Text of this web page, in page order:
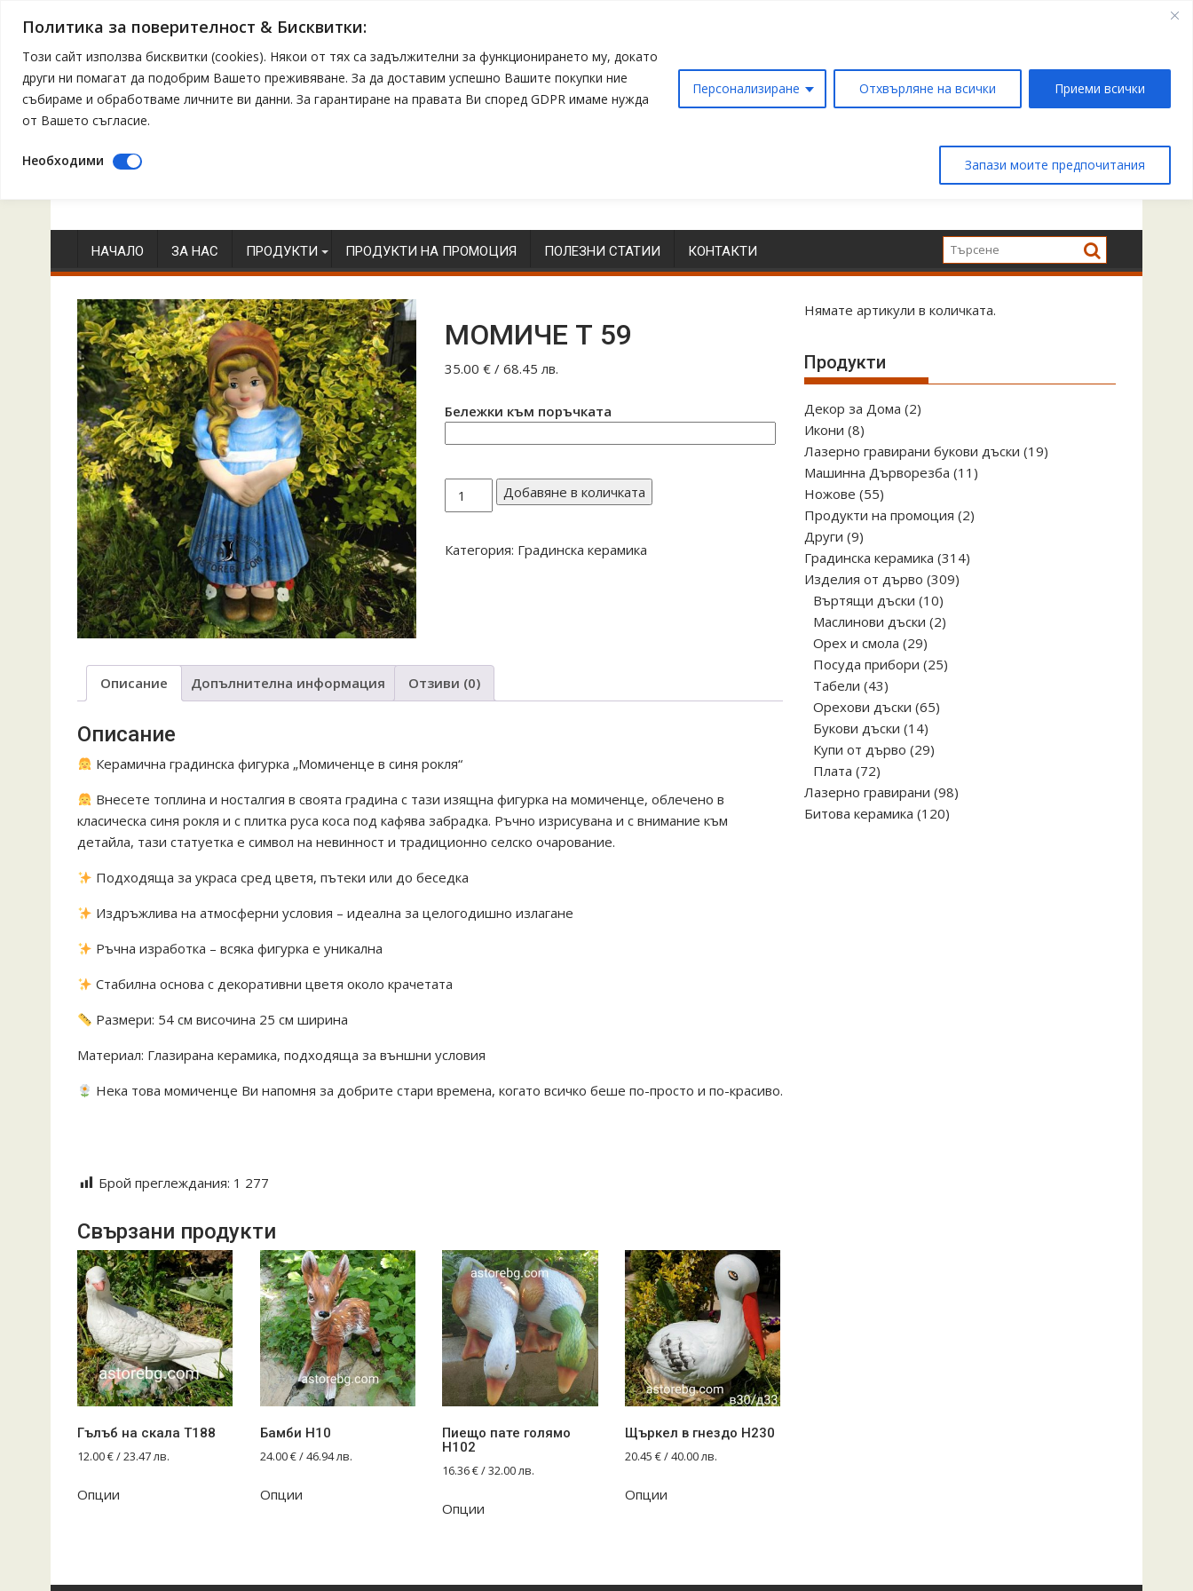
Политика за поверителност & Бисквитки:
Този сайт използва бисквитки (cookies). Някои от тях са задължителни за функционирането му, докато
други ни помагат да подобрим Вашето преживяване. За да доставим успешно Вашите покупки ние
събираме и обработваме личните ви данни. За гарантиране на правата Ви според GDPR имаме нужда
от Вашето съгласие.
Персонализиране Отхвърляне на всички Приеми всички
Необходими Запази моите предпочитания
to
contentНАЧАЛО ЗА НАС ПРОДУКТИ ПРОДУКТИ НА ПРОМОЦИЯ ПОЛЕЗНИ СТАТИИ КОНТАКТИ
МОМИЧЕ Т 59
35.00 €/ 68.45 лв.
Бележки към поръчката
количество
за
Т
Добавяне в количката
Категория: Градинска керамика
Описание Допълнителна информация Отзиви (0)
Описание
Керамична градинска фигурка „Момиченце в синя рокля“
Внесете топлина и носталгия в своята градина с тази изящна фигурка на момиченце, облечено в
класическа синя рокля и с плитка руса коса под кафява забрадка. Ръчно изрисувана и с внимание към
детайла, тази статуетка е символ на невинност и традиционно селско очарование.
Подходяща за украса сред цветя, пътеки или до беседка
Издръжлива на атмосферни условия – идеална за целогодишно излагане
Ръчна изработка – всяка фигурка е уникална
Стабилна основа с декоративни цветя около крачетата
Размери: 54 см височина 25 см ширина
Материал: Глазирана керамика, подходяща за външни условия
Нека това момиченце Ви напомня за добрите стари времена, когато всичко беше по-просто и по-красиво.
Брой преглеждания: 1 277
Свързани продукти
Гълъб на скала T188
12.00€/ 23.47 лв.
Опции
Бамби Н10
24.00€/ 46.94 лв.
Опции
Пиещо пате голямо
Н102
16.36€/ 32.00 лв.
Опции
Щъркел в гнездо Н230
20.45 €/ 40.00 лв.
Опции
Нямате артикули в количката.
Продукти
Декор за Дома 22
Икони 88
продукта
Лазерно гравирани букови дъски 1919
Машинна Дърворезба 11 11
Ножове 5555
продукта
Продукти на промоция 22
Други 99
продукта
Градинска керамика 314314
Изделия от дърво 309309
Въртящи дъски 1010
продукта
Маслинови дъски 22
Орех и смола 2929
продукта
Посуда прибори 2525
Табели 4343
продукта
Орехови дъски 6565
Букови дъски 1414
продукта
Купи от дърво 2929
Плата 7272
продукта
Лазерно гравирани 9898
Битова керамика 120120